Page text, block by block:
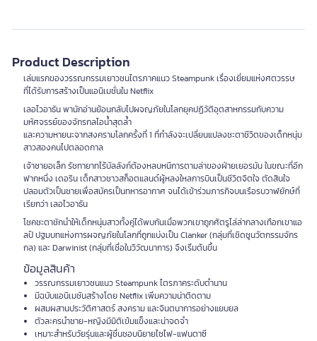
Product Description
เล่มแรกของวรรณกรรมเยาวชนไตรภาคแนว Steampunk เรื่องเยี่ยมแห่งศตวรรษ
ที่ได้รับการสร้างเป็นแอนิเมชั่นใน Netflix
เลอไวอาธัน พานักอ่านย้อนกลับไปผจญภัยในโลกยุคปฏิวัติอุตสาหกรรมกับความ
มหัศจรรย์ของจักรกลไอน้ำสุดล้ำ
และความหายนะจากสงครามโลกครั้งที่ 1 ที่กำลังจะเปลี่ยนแปลงชะตาชีวิตของเด็กหนุ่ม
สาวสองคนไปตลอดกาล
เจ้าชายอเล็ก รัชทายาทไร้บัลลังก์ต้องหลบหนีการตามล่าของฝ่ายเยอรมัน ในขณะที่อีก
ฟากหนึ่ง เดอริน เด็กสาวชาวสก็อตแลนด์ผู้หลงใหลการบินเป็นชีวิตจิตใจ ตัดสินใจ
ปลอมตัวเป็นชายเพื่อสมัครเป็นทหารอากาศ จนได้เข้าร่วมภารกิจบนเรือรบวาฬยักษ์ที่
เรียกว่า เลอไวอาธัน
โชคชะตาชักนำให้เด็กหนุ่มสาวทั้งคู่ได้พบกันเมื่อพวกเขาถูกศัตรูไล่ล่ากลางเทือกเขาแอ
ลป์ ปฐมบทแห่งการผจญภัยในโลกที่ถูกแบ่งเป็น Clanker (กลุ่มที่เชิดชูนวัตกรรมจักร
กล) และ Darwinist (กลุ่มที่เชื่อในวิวัฒนาการ) จึงเริ่มต้นขึ้น
ข้อมูลสินค้า
วรรณกรรมเยาวชนแนว Steampunk ไตรภาคระดับตำนาน
มีฉบับแอนิเมชันสร้างโดย Netflix เพิ่มความน่าติดตาม
ผสมผสานประวัติศาสตร์ สงคราม และจินตนาการอย่างแยบยล
ตัวละครนำชาย-หญิงมีมิติเข้มแข็งและน่าจดจำ
เหมาะสำหรับวัยรุ่นและผู้ชื่นชอบนิยายไซไฟ-แฟนตาซี